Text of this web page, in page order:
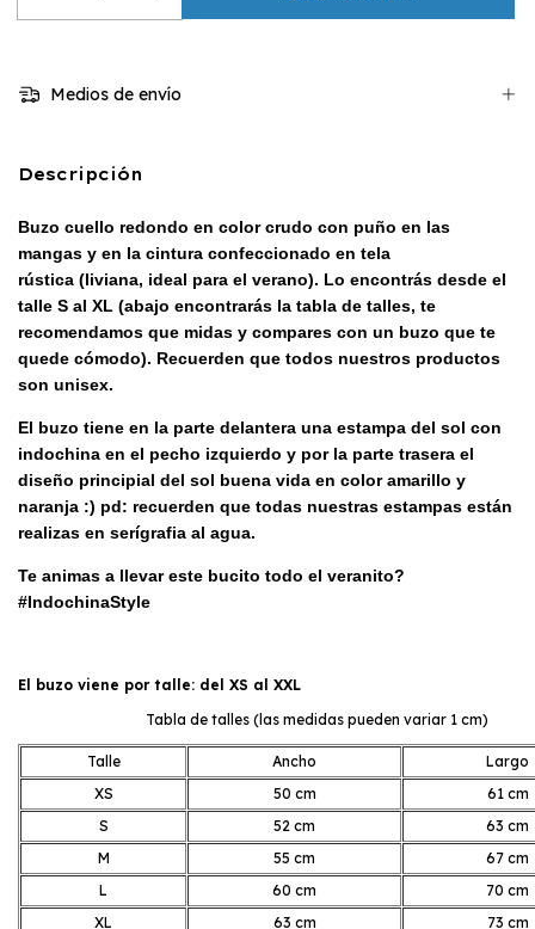
Medios de envío
Descripción
Buzo cuello redondo en color crudo con puño en las
mangas y en la cintura confeccionado en tela
rústica (liviana, ideal para el verano). Lo encontrás desde el
talle S al XL (abajo encontrarás la tabla de talles, te
recomendamos que midas y compares con un buzo que te
quede cómodo). Recuerden que todos nuestros productos
son unisex.
El buzo tiene en la parte delantera una estampa del sol con
indochina en el pecho izquierdo y por la parte trasera el
diseño principial del sol buena vida en color amarillo y
naranja :) pd: recuerden que todas nuestras estampas están
realizas en serígrafia al agua.
Te animas a llevar este bucito todo el veranito?
#IndochinaStyle
El buzo viene por talle: del XS al XXL
Tabla de talles (las medidas pueden variar 1 cm)
Talle Ancho
Largo
XS
50 cm
61 cm
S
52 cm
63 cm
M
55 cm
67 cm
L
60 cm
70 cm
XL
63 cm 73 cm